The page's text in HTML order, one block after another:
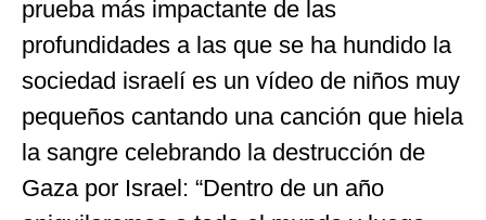
prueba más impactante de las
profundidades a las que se ha hundido la
sociedad israelí es un vídeo de niños muy
pequeños cantando una canción que hiela
la sangre celebrando la destrucción de
Gaza por Israel: “Dentro de un año